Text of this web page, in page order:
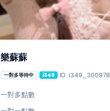
樂蘇蘇
一對多等待中 i349 ID: i349_300978
一對多點數